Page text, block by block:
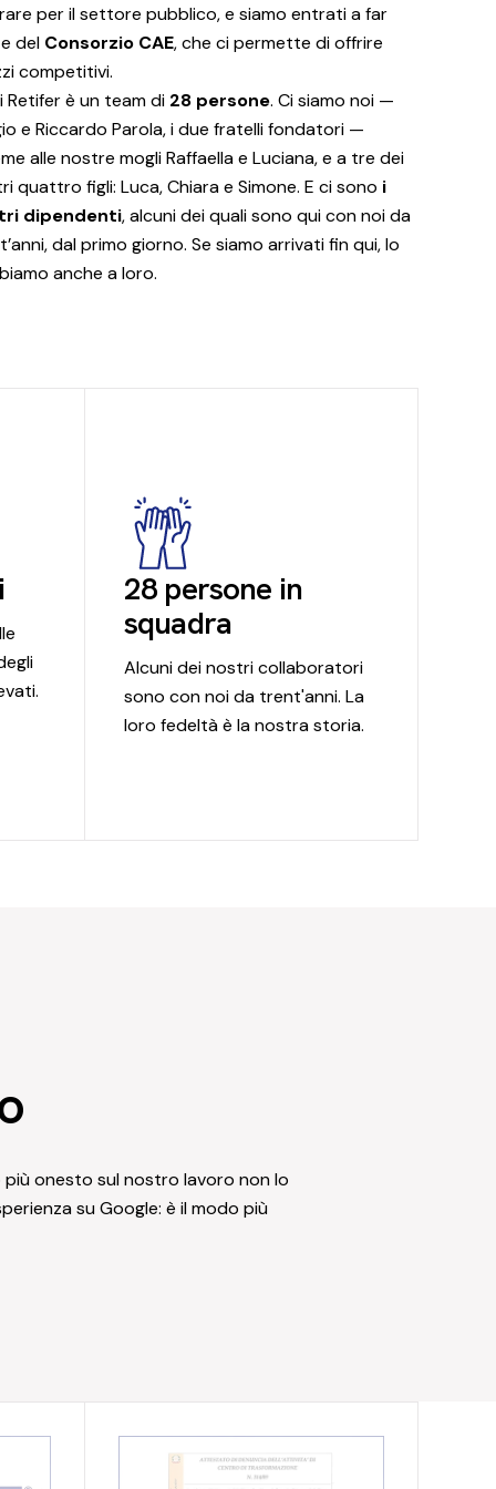
per il settore pubblico, e siamo entrati a far
del Consorzio CAE, che ci permette di offrire
competitivi.
Retifer è un team di 28 persone. Ci siamo noi —
e Riccardo Parola, i due fratelli fondatori —
alle nostre mogli Raffaella e Luciana, e a tre dei
quattro figli: Luca, Chiara e Simone. E ci sono i
dipendenti, alcuni dei quali sono qui con noi da
dal primo giorno. Se siamo arrivati fin qui, lo
anche a loro.
28 persone in
squadra
Alcuni dei nostri collaboratori
sono con noi da trent'anni. La
loro fedeltà è la nostra storia.
più onesto sul nostro lavoro non lo
su Google: è il modo più